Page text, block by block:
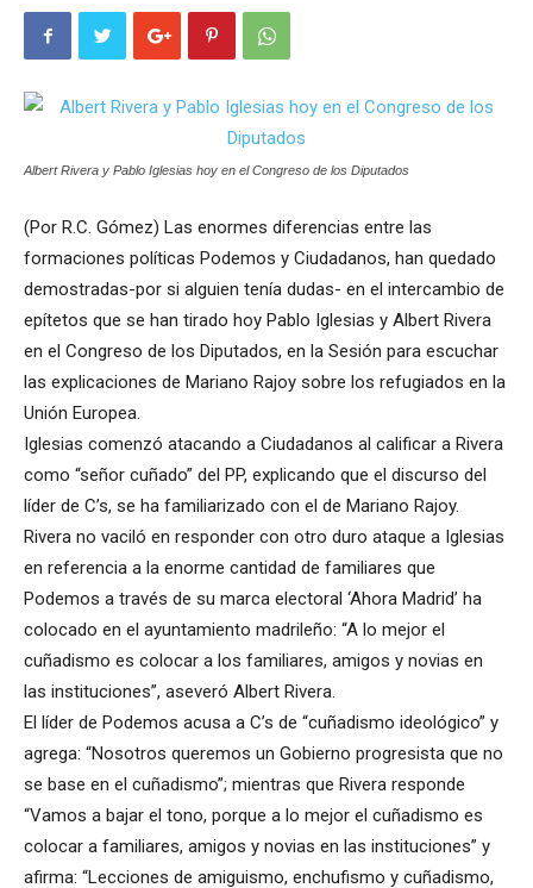
Albert Rivera y Pablo Iglesias hoy en el Congreso de los Diputados
(Por R.C. Gómez) Las enormes diferencias entre las
formaciones políticas Podemos y Ciudadanos, han quedado
demostradas-por si alguien tenía dudas- en el intercambio de
epítetos que se han tirado hoy Pablo Iglesias y Albert Rivera
en el Congreso de los Diputados, en la Sesión para escuchar
las explicaciones de Mariano Rajoy sobre los refugiados en la
Unión Europea.
Iglesias comenzó atacando a Ciudadanos al calificar a Rivera
como “señor cuñado” del PP, explicando que el discurso del
líder de C’s, se ha familiarizado con el de Mariano Rajoy.
Rivera no vaciló en responder con otro duro ataque a Iglesias
en referencia a la enorme cantidad de familiares que
Podemos a través de su marca electoral ‘Ahora Madrid’ ha
colocado en el ayuntamiento madrileño: “A lo mejor el
cuñadismo es colocar a los familiares, amigos y novias en
las instituciones”, aseveró Albert Rivera.
El líder de Podemos acusa a C’s de “cuñadismo ideológico” y
agrega: “Nosotros queremos un Gobierno progresista que no
se base en el cuñadismo”; mientras que Rivera responde
“Vamos a bajar el tono, porque a lo mejor el cuñadismo es
colocar a familiares, amigos y novias en las instituciones” y
afirma: “Lecciones de amiguismo, enchufismo y cuñadismo,